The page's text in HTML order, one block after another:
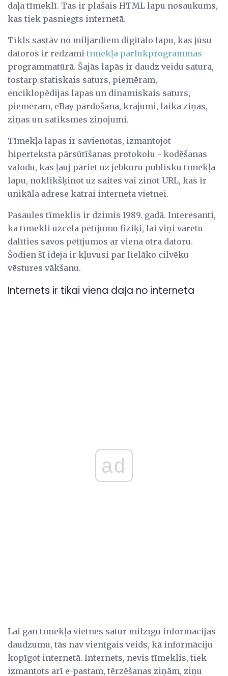
daļa tīmeklī. Tas ir plašais HTML lapu nosaukums,
kas tiek pasniegts internetā.
Tīkls sastāv no miljardiem digitālo lapu, kas jūsu
datoros ir redzami tīmekļa pārlūkprogrammas
programmatūrā. Šajās lapās ir daudz veidu satura,
tostarp statiskais saturs, piemēram,
enciklopēdijas lapas un dinamiskais saturs,
piemēram, eBay pārdošana, krājumi, laika ziņas,
ziņas un satiksmes ziņojumi.
Tīmekļa lapas ir savienotas, izmantojot
hiperteksta pārsūtīšanas protokolu - kodēšanas
valodu, kas ļauj pāriet uz jebkuru publisku tīmekļa
lapu, noklikšķinot uz saites vai zinot URL, kas ir
unikāla adrese katrai interneta vietnei.
Pasaules tīmeklis ir dzimis 1989. gadā. Interesanti,
ka tīmekli uzcēla pētījumu fiziķi, lai viņi varētu
dalīties savos pētījumos ar viena otra datoru.
Šodien šī ideja ir kļuvusi par lielāko cilvēku
vēstures vākšanu.
Internets ir tikai viena daļa no interneta
ad
Lai gan tīmekļa vietnes satur milzīgu informācijas
daudzumu, tās nav vienīgais veids, kā informāciju
kopīgot internetā. Internets, nevis tīmeklis, tiek
izmantots arī e-pastam, tērzēšanas ziņām, ziņu